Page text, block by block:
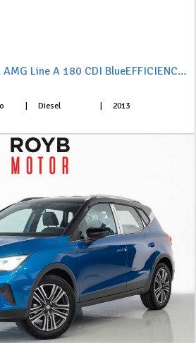
Mercedes-Benz Clase A AMG Line A 180 CDI BlueEFFICIENCY DCT
Diesel 2013